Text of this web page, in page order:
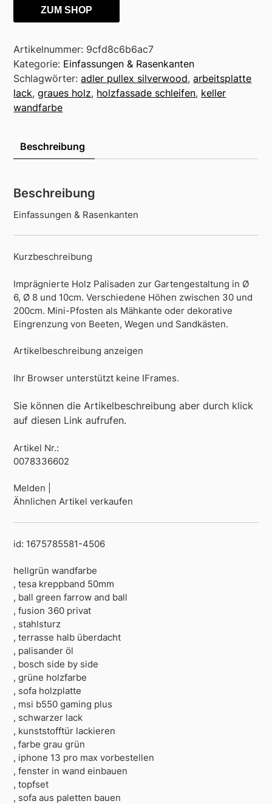
ZUM SHOP
Artikelnummer: 9cfd8c6b6ac7
Kategorie: Einfassungen & Rasenkanten
Schlagwörter:adler pullex silverwood,arbeitsplatte
lack,graues holz, holzfassade schleifen, keller
wandfarbe
Beschreibung
Beschreibung
Einfassungen & Rasenkanten
Kurzbeschreibung
Imprägnierte Holz Palisaden zur Gartengestaltung in Ø
6, Ø 8 und 10cm. Verschiedene Höhen zwischen 30 und
200cm. Mini-Pfosten als Mähkante oder dekorative
Eingrenzung von Beeten, Wegen und Sandkästen.
Artikelbeschreibung anzeigen
Ihr Browser unterstützt keine IFrames.
Sie können die Artikelbeschreibung aber durch klick
auf diesen Link aufrufen.
Artikel Nr.:
0078336602
Melden |
Ähnlichen Artikel verkaufen
id: 1675785581-4506
hellgrün wandfarbe
, tesa kreppband 50mm
, ball green farrow and ball
, fusion 360 privat
, stahlsturz
, terrasse halb überdacht
, palisander öl
, bosch side by side
, grüne holzfarbe
, sofa holzplatte
, msi b550 gaming plus
, schwarzer lack
, kunststofftür lackieren
, farbe grau grün
, iphone 13 pro max vorbestellen
, fenster in wand einbauen
, topfset
, sofa aus paletten bauen